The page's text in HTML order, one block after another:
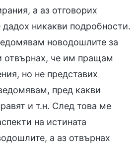
а аз отговорих
дадох никакви подробности.
новодошлите за
отвърнах, че им пращам
но не представих
пред какви
и т.н. След това ме
на истината
а аз отвърнах